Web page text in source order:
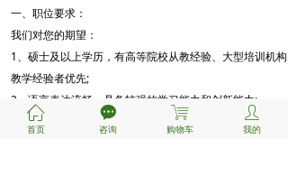
一、职位要求：
我们对您的期望：
1、硕士及以上学历，有高等院校从教经验、大型培训机构
教学经验者优先;
2、语言表达流畅，具备较强的学习能力和创新能力;
3、热爱教师职业，对工作充满热情，责任心强；
ꀇ
首页
끁
咨询
ꁈ
购物车
ꄑ
我的